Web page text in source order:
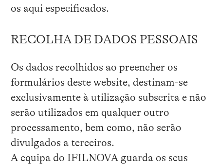
os aqui especificados.
RECOLHA DE DADOS PESSOAIS
Os dados recolhidos ao preencher os
formulários deste website, destinam-se
exclusivamente à utilização subscrita e não
serão utilizados em qualquer outro
processamento, bem como, não serão
divulgados a terceiros.
A equipa do IFILNOVA guarda os seus